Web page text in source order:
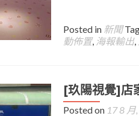
Posted in 新聞
動佈置, 海報輸出,
[玖陽視覺]店
Posted on 17 8 月